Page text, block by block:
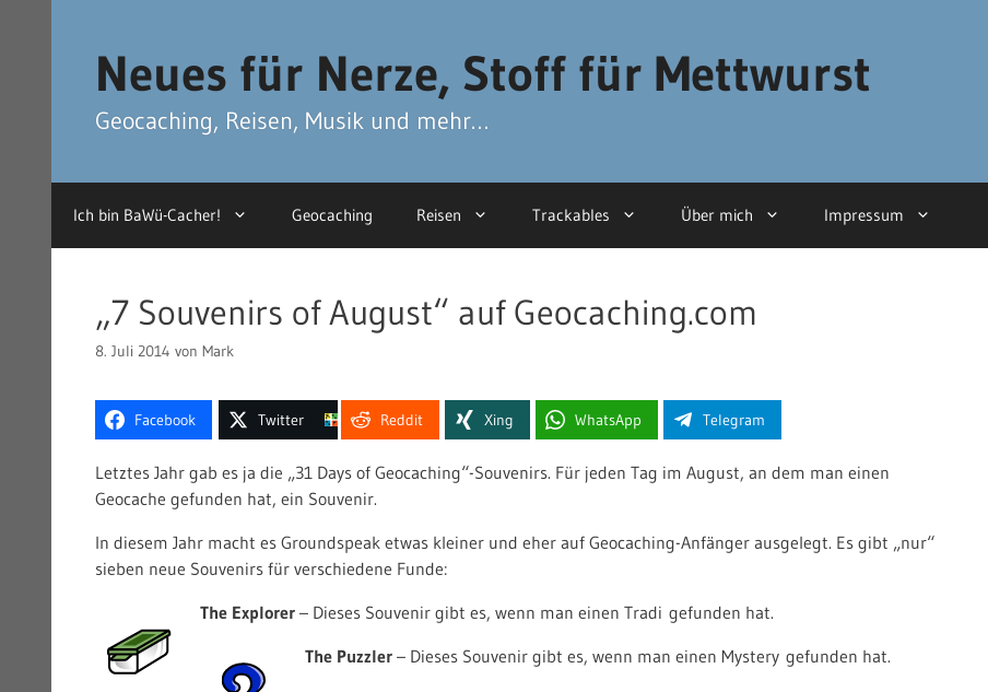
Neues für Nerze, Stoff für Mettwurst
Geocaching, Reisen, Musik und mehr…
Ich bin BaWü-Cacher! Geocaching Reisen Trackables Über mich Impressum
„7 Souvenirs of August“ auf Geocaching.com
8. Juli 2014 von Mark
Facebook Twitter Reddit Xing WhatsApp Telegram
Letztes Jahr gab es ja die „31 Days of Geocaching“-Souvenirs. Für jeden Tag im August, an dem man einen
Geocache gefunden hat, ein Souvenir.
In diesem Jahr macht es Groundspeak etwas kleiner und eher auf Geocaching-Anfänger ausgelegt. Es gibt „nur“
sieben neue Souvenirs für verschiedene Funde:
The Explorer – Dieses Souvenir gibt es, wenn man einen Tradi gefunden hat.
The Puzzler – Dieses Souvenir gibt es, wenn man einen Mystery gefunden hat.